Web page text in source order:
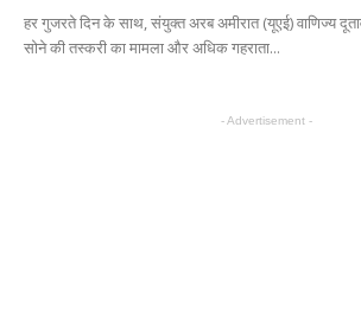
हर गुजरते दिन के साथ, संयुक्त अरब अमीरात (यूएई) वाणिज्य
सोने की तस्करी का मामला और अधिक गहराता...
- Advertisement -